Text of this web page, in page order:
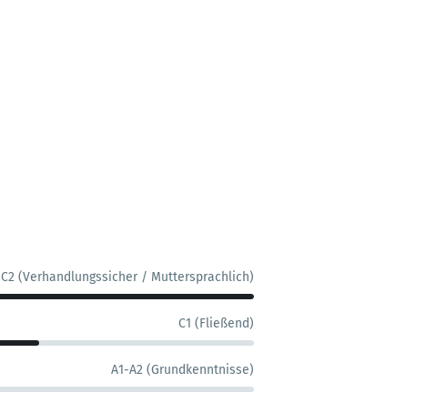
C2 (Verhandlungssicher / Muttersprachlich)
C1 (Fließend)
A1-A2 (Grundkenntnisse)